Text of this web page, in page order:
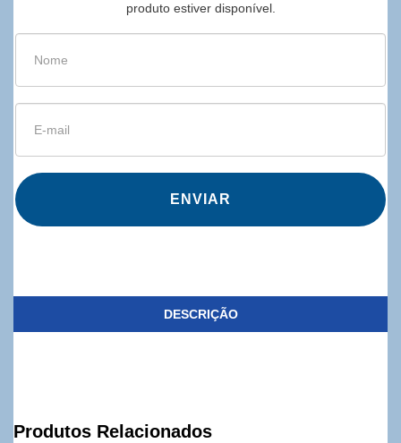
produto estiver disponível.
ENVIAR
DESCRIÇÃO
Produtos Relacionados